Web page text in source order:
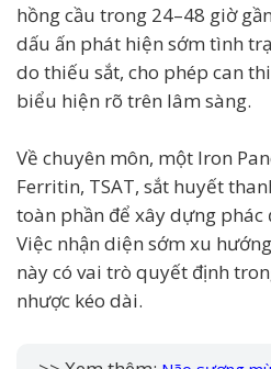
hồng cầu trong 24–48 giờ
dấu ấn phát hiện sớm tình
do thiếu sắt, cho phép can
biểu hiện rõ trên lâm sàng.
Về chuyên môn, một Iron
Ferritin, TSAT, sắt huyết
toàn phần để xây dựng phác
Việc nhận diện sớm xu
này có vai trò quyết định
nhược kéo dài.